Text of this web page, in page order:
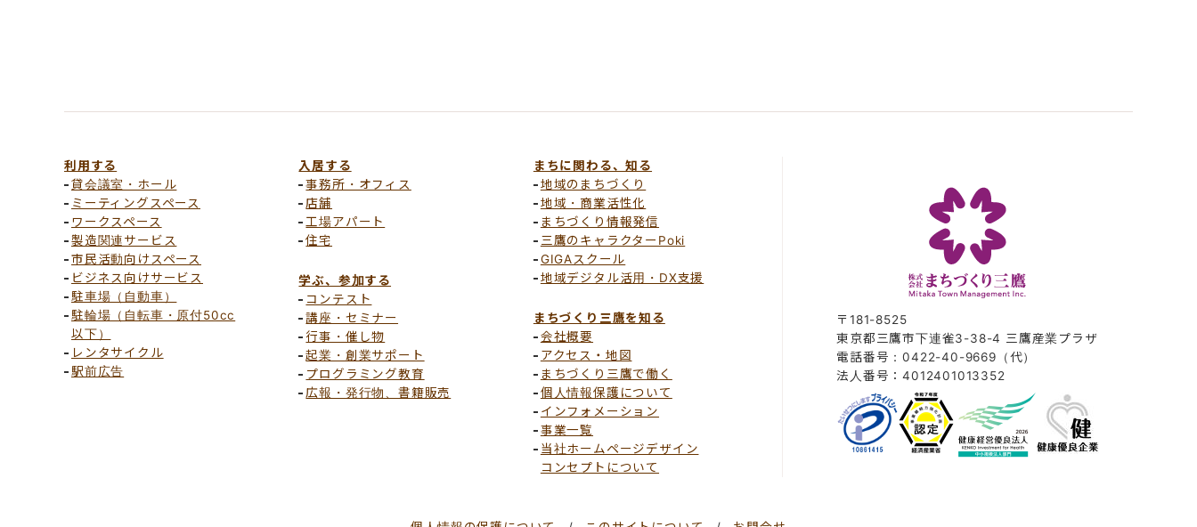
利用する
貸会議室・ホール
ミーティングスペース
ワークスペース
製造関連サービス
市民活動向けスペース
ビジネス向けサービス
駐車場（自動車）
駐輪場（自転車・原付50cc
以下）
レンタサイクル
駅前広告
入居する
事務所・オフィス
店舗
工場アパート
住宅
学ぶ、参加する
コンテスト
講座・セミナー
行事・催し物
起業・創業サポート
プログラミング教育
広報・発行物、書籍販売
まちに関わる、知る
地域のまちづくり
地域・商業活性化
まちづくり情報発信
三鷹のキャラクターPoki
GIGAスクール
地域デジタル活用・DX支援
まちづくり三鷹を知る
会社概要
アクセス・地図
まちづくり三鷹で働く
個人情報保護について
インフォメーション
事業一覧
当社ホームページデザイン
コンセプトについて
〒181-8525
東京都三鷹市下連雀3-38-4 三鷹産業プラザ
電話番号：0422-40-9669（代）
法人番号：4012401013352